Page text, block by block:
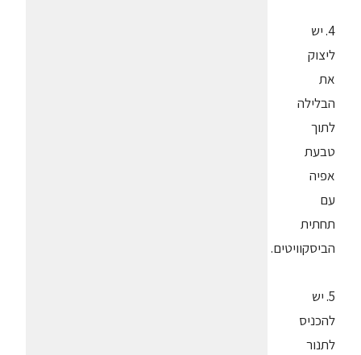
4. יש
ליצוק
את
הבלילה
לתוך
טבעת
אפיה
עם
תחתית
הביסקוויטים.
5. יש
להכניס
לתנור